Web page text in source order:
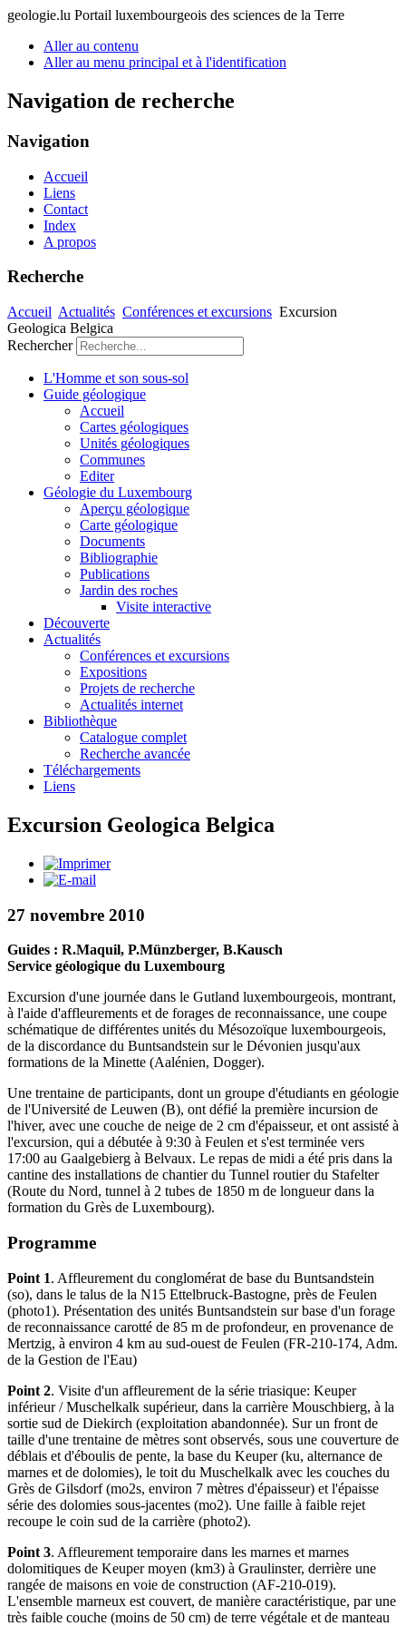
geologie.lu Portail luxembourgeois des sciences de la Terre
Aller au contenu
Aller au menu principal et à l'identification
Navigation de recherche
Navigation
Accueil
Liens
Contact
Index
A propos
Recherche
Accueil Actualités Conférences et excursions Excursion
Geologica Belgica
Rechercher
L'Homme et son sous-sol
Guide géologique
Accueil
Cartes géologiques
Unités géologiques
Communes
Editer
Géologie du Luxembourg
Aperçu géologique
Carte géologique
Documents
Bibliographie
Publications
Jardin des roches
Visite interactive
Découverte
Actualités
Conférences et excursions
Expositions
Projets de recherche
Actualités internet
Bibliothèque
Catalogue complet
Recherche avancée
Téléchargements
Liens
Excursion Geologica Belgica
27 novembre 2010
Guides : R.Maquil, P.Münzberger, B.Kausch
Service géologique du Luxembourg
Excursion d'une journée dans le Gutland luxembourgeois, montrant,
à l'aide d'affleurements et de forages de reconnaissance, une coupe
schématique de différentes unités du Mésozoïque luxembourgeois,
de la discordance du Buntsandstein sur le Dévonien jusqu'aux
formations de la Minette (Aalénien, Dogger).
Une trentaine de participants, dont un groupe d'étudiants en géologie
de l'Université de Leuwen (B), ont défié la première incursion de
l'hiver, avec une couche de neige de 2 cm d'épaisseur, et ont assisté à
l'excursion, qui a débutée à 9:30 à Feulen et s'est terminée vers
17:00 au Gaalgebierg à Belvaux. Le repas de midi a été pris dans la
cantine des installations de chantier du Tunnel routier du Stafelter
(Route du Nord, tunnel à 2 tubes de 1850 m de longueur dans la
formation du Grès de Luxembourg).
Programme
Point 1. Affleurement du conglomérat de base du Buntsandstein
(so), dans le talus de la N15 Ettelbruck-Bastogne, près de Feulen
(photo1). Présentation des unités Buntsandstein sur base d'un forage
de reconnaissance carotté de 85 m de profondeur, en provenance de
Mertzig, à environ 4 km au sud-ouest de Feulen (FR-210-174, Adm.
de la Gestion de l'Eau)
Point 2. Visite d'un affleurement de la série triasique: Keuper
inférieur / Muschelkalk supérieur, dans la carrière Mouschbierg, à la
sortie sud de Diekirch (exploitation abandonnée). Sur un front de
taille d'une trentaine de mètres sont observés, sous une couverture de
déblais et d'éboulis de pente, la base du Keuper (ku, alternance de
marnes et de dolomies), le toit du Muschelkalk avec les couches du
Grès de Gilsdorf (mo2s, environ 7 mètres d'épaisseur) et l'épaisse
série des dolomies sous-jacentes (mo2). Une faille à faible rejet
recoupe le coin sud de la carrière (photo2).
Point 3. Affleurement temporaire dans les marnes et marnes
dolomitiques de Keuper moyen (km3) à Graulinster, derrière une
rangée de maisons en voie de construction (AF-210-019).
L'ensemble marneux est couvert, de manière caractéristique, par une
très faible couche (moins de 50 cm) de terre végétale et de manteau